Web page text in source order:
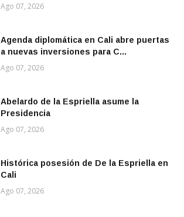
Ago 07, 2026
Agenda diplomática en Cali abre puertas
a nuevas inversiones para C...
Ago 07, 2026
Abelardo de la Espriella asume la
Presidencia
Ago 07, 2026
Histórica posesión de De la Espriella en
Cali
Ago 07, 2026